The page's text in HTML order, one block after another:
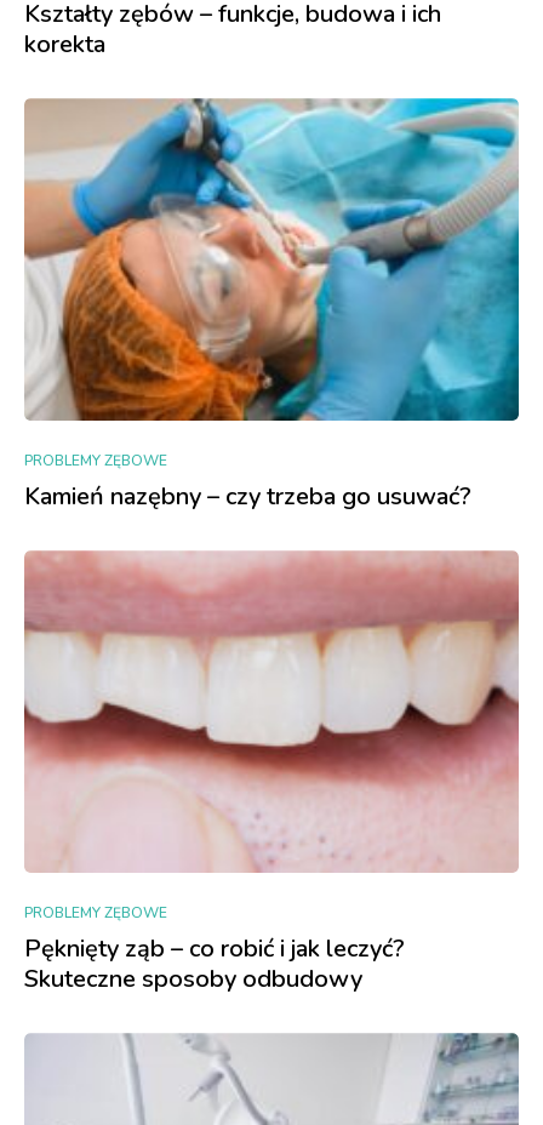
Kształty zębów – funkcje, budowa i ich
korekta
PROBLEMY ZĘBOWE
Kamień nazębny – czy trzeba go usuwać?
PROBLEMY ZĘBOWE
Pęknięty ząb – co robić i jak leczyć?
Skuteczne sposoby odbudowy